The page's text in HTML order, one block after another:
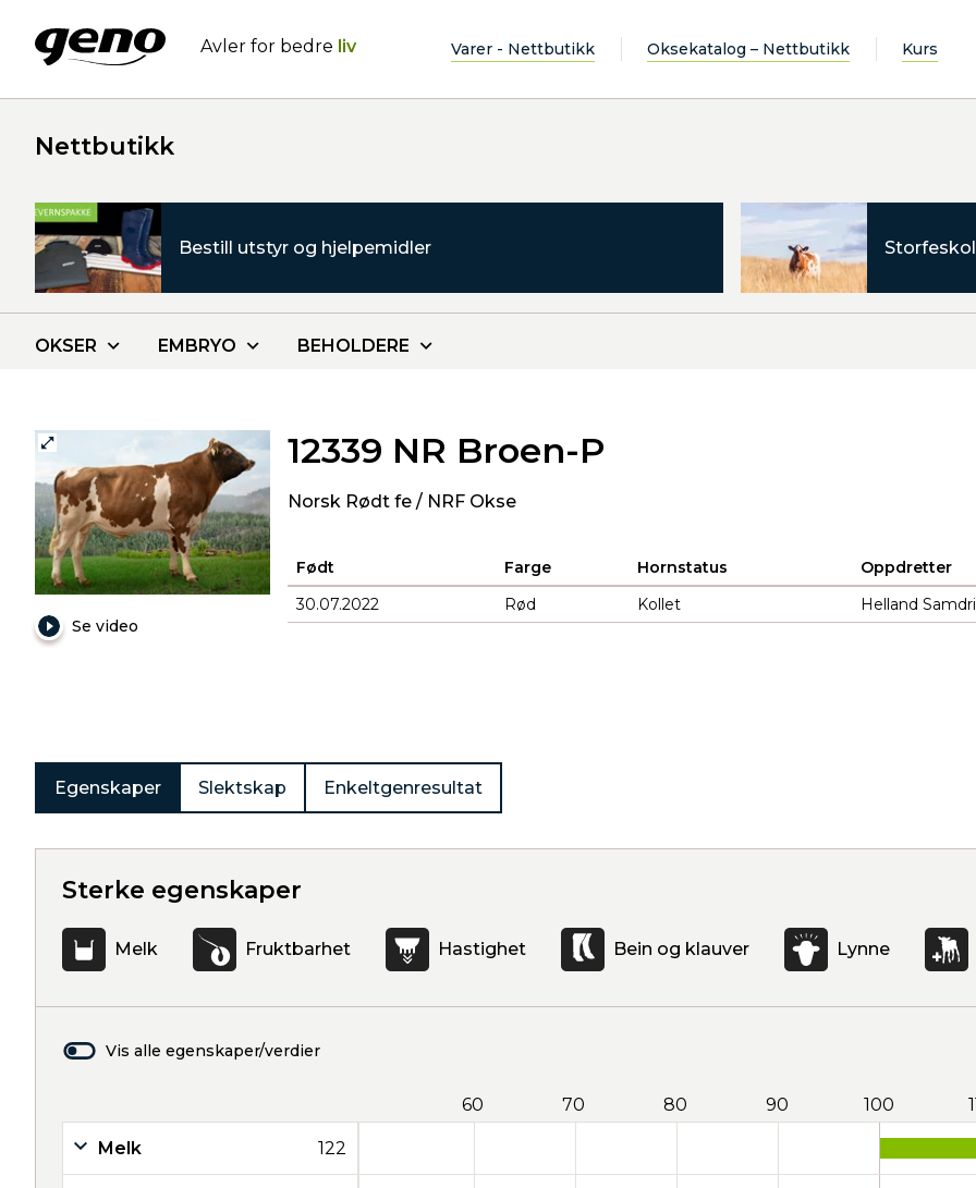
Avler for bedre liv Varer - Nettbutikk Oksekatalog – Nettbutikk Kurs
Nettbutikk
Bestill utstyr og hjelpemidler
OKSER EMBRYO BEHOLDERE
Se video
12339 NR Broen-P
Norsk Rødt fe / NRF Okse
Født Farge Hornstatus
Oppdretter
30.07.2022
Rød Kollet Helland
Egenskaper Slektskap Enkeltgenresultat
Sterke egenskaper
Melk Fruktbarhet Hastighet Bein og klauver Lynne
Vis alle egenskaper/verdier
60 70 80 90 100
Melk 122